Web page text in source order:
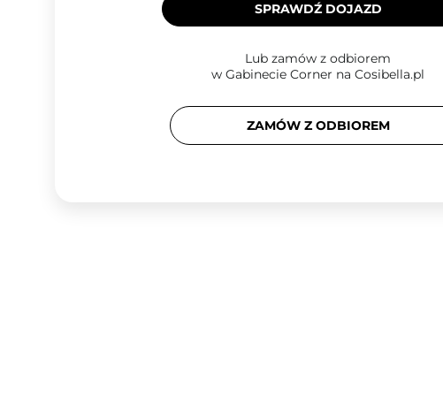
SPRAWDŹ DOJAZD
Lub zamów z odbiorem
w Gabinecie Corner na Cosibella.pl
ZAMÓW Z ODBIOREM